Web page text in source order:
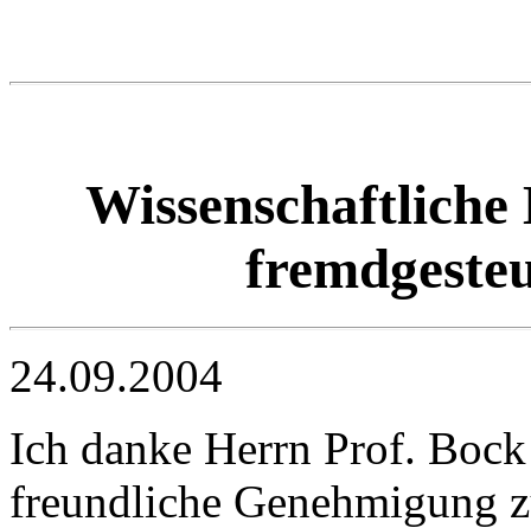
24.09.2004
Ich danke Herrn Prof.
freundliche Genehmigung